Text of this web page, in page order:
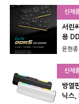
신제
서린
용
윤현종
신제
방열
닉스,